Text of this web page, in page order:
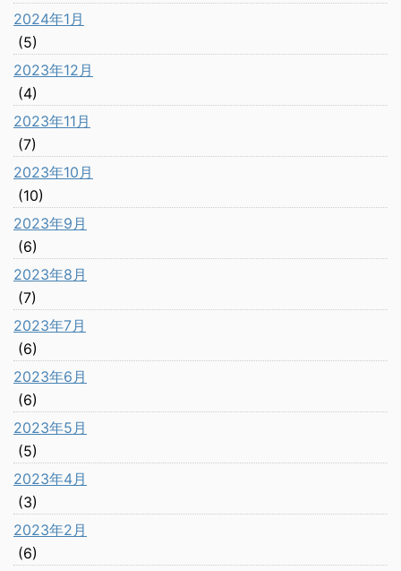
2024年1月
(5)
2023年12月
(4)
2023年11月
(7)
2023年10月
(10)
2023年9月
(6)
2023年8月
(7)
2023年7月
(6)
2023年6月
(6)
2023年5月
(5)
2023年4月
(3)
2023年2月
(6)